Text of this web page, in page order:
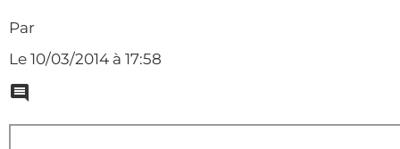
Par
Le 10/03/2014 à 17:58